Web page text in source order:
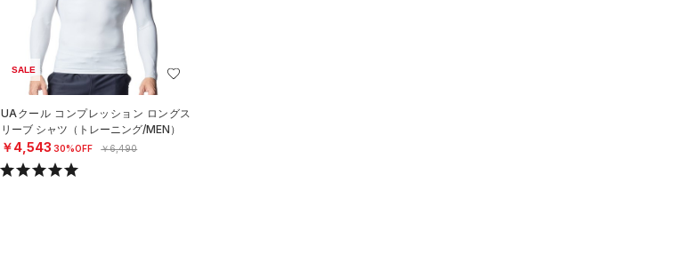
SALE
UAクール コンプレッション ロングス
リーブ シャツ（トレーニング/MEN）
￥4,543 30%OFF ￥6,490